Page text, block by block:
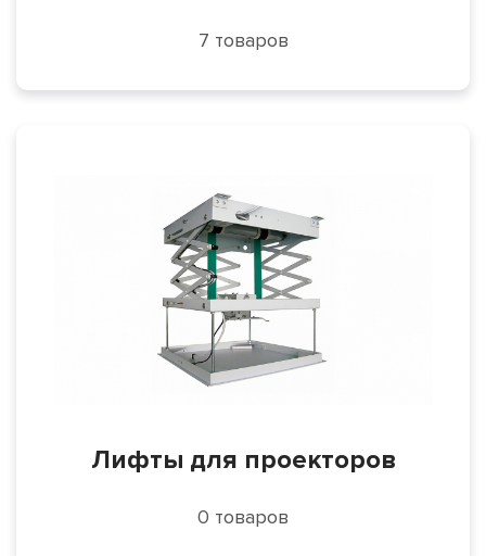
7 товаров
Лифты для проекторов
0 товаров